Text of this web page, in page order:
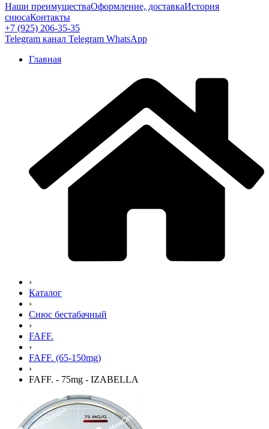
Наши преимуществаОформление, доставкаИстория
снюсаКонтакты
+7 (925) 206-35-35
Telegram канал Telegram WhatsApp
Главная
›
Каталог
›
Снюс бестабачный
›
FAFF.
›
FAFF. (65-150mg)
›
FAFF. - 75mg - IZABELLA